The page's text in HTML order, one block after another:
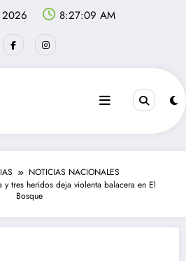
2026 8:27:09 AM
NOTICIAS NACIONALES
y tres heridos deja violenta balacera en El
Bosque